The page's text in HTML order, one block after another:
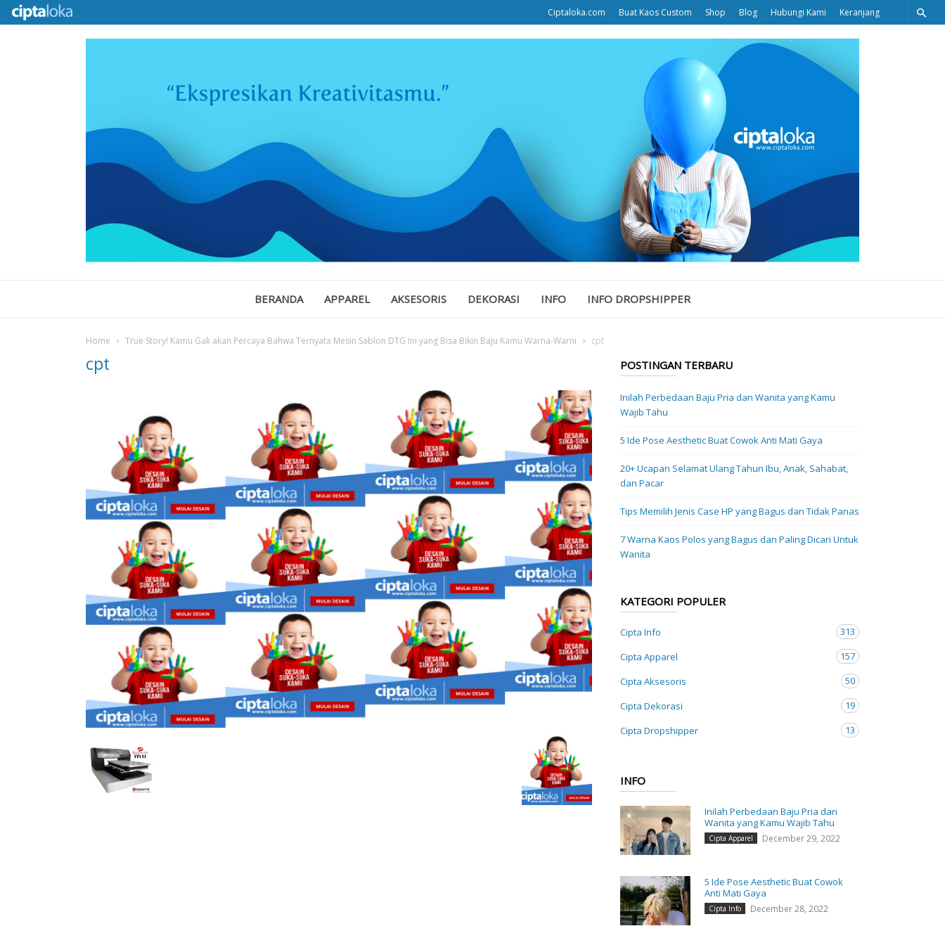
Ciptaloka.com Buat Kaos Custom Shop Blog Hubungi Kami Keranjang
BERANDA APPAREL AKSESORIS DEKORASI INFO INFO DROPSHIPPER
Home True Story! Kamu Gak akan Percaya Bahwa Ternyata Mesin Sablon DTG Ini yang Bisa Bikin Baju Kamu Warna-Warni cpt
cpt POSTINGAN TERBARU
Inilah Perbedaan Baju Pria dan Wanita yang Kamu
Wajib Tahu
5 Ide Pose Aesthetic Buat Cowok Anti Mati Gaya
20+ Ucapan Selamat Ulang Tahun Ibu, Anak, Sahabat,
dan Pacar
Tips Memilih Jenis Case HP yang Bagus dan Tidak Panas
7 Warna Kaos Polos yang Bagus dan Paling Dicari Untuk
Wanita
KATEGORI POPULER
Cipta Info
313
Cipta Apparel
157
Cipta Aksesoris
50
Cipta Dekorasi
19
Cipta Dropshipper
13
INFO
Inilah Perbedaan Baju Pria dan
Wanita yang Kamu Wajib Tahu
Cipta Apparel December 29, 2022
5 Ide Pose Aesthetic Buat Cowok
Anti Mati Gaya
Cipta Info December 28, 2022